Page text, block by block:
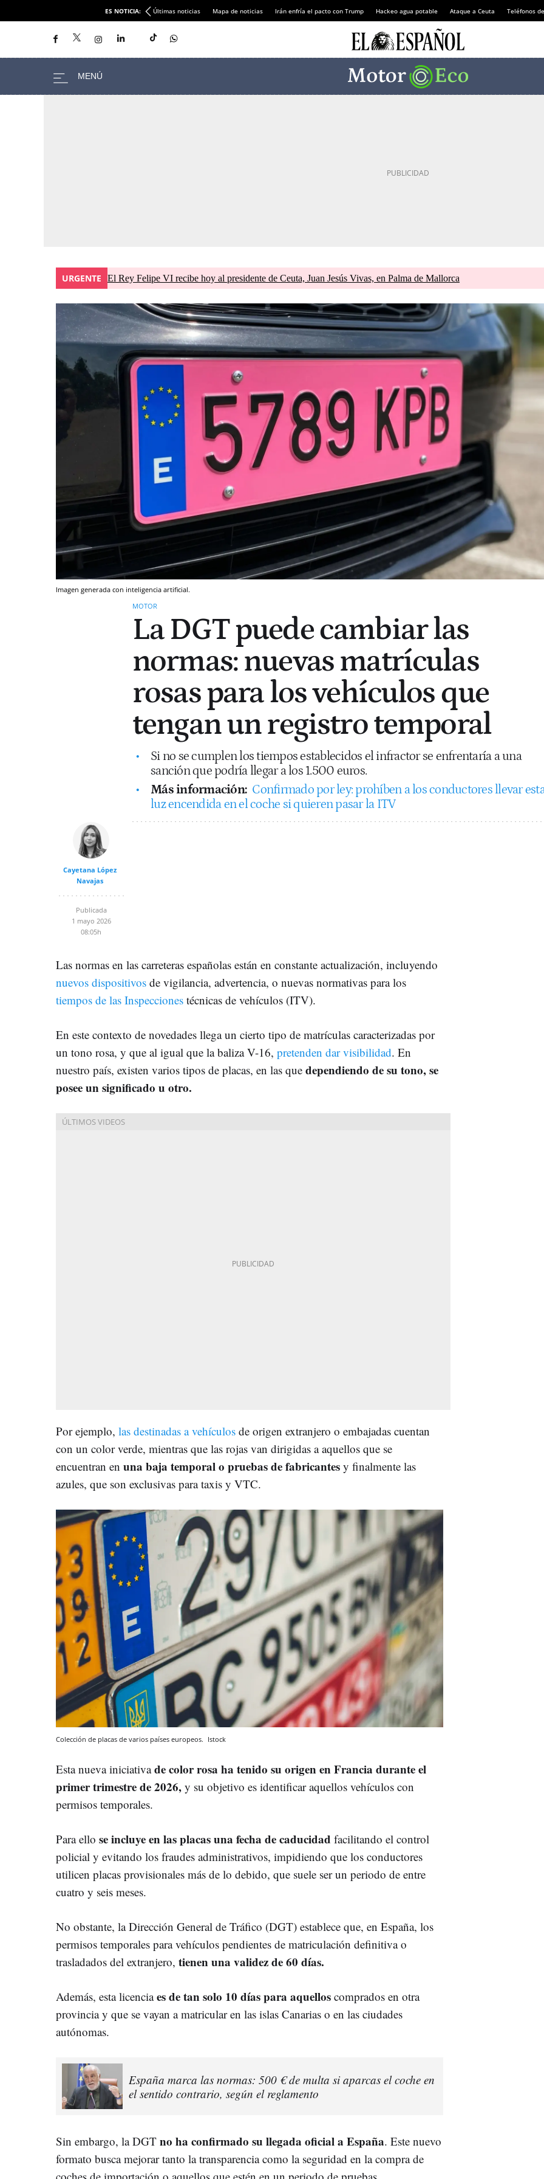
ES NOTICIA: Últimas noticias Mapa de noticias Irán enfría el pacto con Trump Hackeo agua potable Ataque a Ceuta Teléfonos
URGENTE El Rey Felipe VI recibe hoy al presidente de Ceuta, Juan Jesús Vivas, en Palma de Mallorca
Imagen generada con inteligencia artificial.
MOTOR
La DGT puede cambiar las
normas: nuevas matrículas
rosas para los vehículos que
tengan un registro temporal
Si no se cumplen los tiempos establecidos el infractor se enfrentaría a una
sanción que podría llegar a los 1.500 euros.
Más información: Confirmado por ley: prohíben a los conductores llevar
luz encendida en el coche si quieren pasar la ITV
Cayetana López
Navajas
Publicada
1 mayo 2026
08:05h
Las normas en las carreteras españolas están en constante actualización, incluyendo
nuevos dispositivos de vigilancia, advertencia, o nuevas normativas para los
tiempos de las Inspecciones técnicas de vehículos (ITV).
En este contexto de novedades llega un cierto tipo de matrículas caracterizadas por
un tono rosa, y que al igual que la baliza V-16, pretenden dar visibilidad. En
nuestro país, existen varios tipos de placas, en las que dependiendo de su tono, se
posee un significado u otro.
Por ejemplo, las destinadas a vehículos de origen extranjero o embajadas cuentan
con un color verde, mientras que las rojas van dirigidas a aquellos que se
encuentran en una baja temporal o pruebas de fabricantes y finalmente las
azules, que son exclusivas para taxis y VTC.
Colección de placas de varios países europeos. Istock
Esta nueva iniciativade color rosa ha tenido su origen en Francia durante el
primer trimestre de 2026, y su objetivo es identificar aquellos vehículos con
permisos temporales.
Para ello se incluye en las placas una fecha de caducidad facilitando el control
policial y evitando los fraudes administrativos, impidiendo que los conductores
utilicen placas provisionales más de lo debido, que suele ser un periodo de entre
cuatro y seis meses.
No obstante, la Dirección General de Tráfico (DGT) establece que, en España, los
permisos temporales para vehículos pendientes de matriculación definitiva o
trasladados del extranjero, tienen una validez de 60 días.
Además, esta licenciaes de tan solo 10 días para aquellos comprados en otra
provincia y que se vayan a matricular en las islas Canarias o en las ciudades
autónomas.
España marca las normas: 500 € de multa si aparcas el coche en
el sentido contrario, según el reglamento
Sin embargo, la DGT no ha confirmado su llegada oficial a España. Este nuevo
formato busca mejorar tanto la transparencia como la seguridad en la compra de